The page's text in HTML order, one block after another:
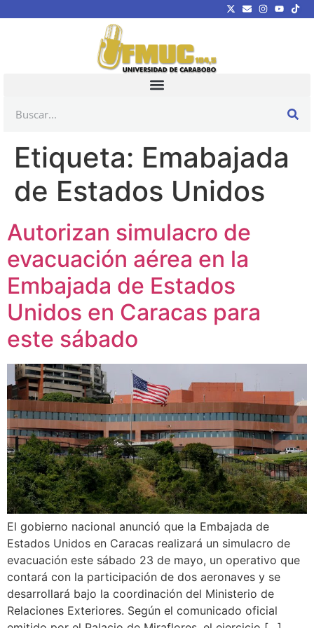
Etiqueta: Emabajada
de Estados Unidos
Autorizan simulacro de
evacuación aérea en la
Embajada de Estados
Unidos en Caracas para
este sábado
El gobierno nacional anunció que la Embajada de
Estados Unidos en Caracas realizará un simulacro de
evacuación este sábado 23 de mayo, un operativo que
contará con la participación de dos aeronaves y se
desarrollará bajo la coordinación del Ministerio de
Relaciones Exteriores. Según el comunicado oficial